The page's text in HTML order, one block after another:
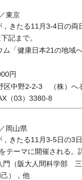
東京
きたる11月3-4日の両
記まで。
ム「健康日本21の地域
円
中野2-2-3 （株）へ
（03）3380-8
岡山県
きたる11月3-5日の3
テーマに開催される。
門（阪大人間科学部
），他